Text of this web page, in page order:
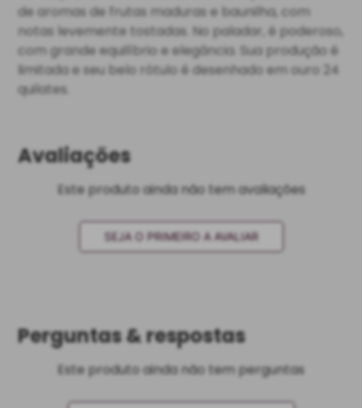
de aromas de frutas maduras e baunilha, com
notas levemente tostadas. No paladar, é poderoso,
com grande equilíbrio e elegância. Sua produção é
limitada e seu belo rótulo é desenhado em ouro 24
quilates.
Avaliações
Este produto ainda não tem avaliações
SEJA O PRIMEIRO A AVALIAR
Perguntas & respostas
Este produto ainda não tem perguntas